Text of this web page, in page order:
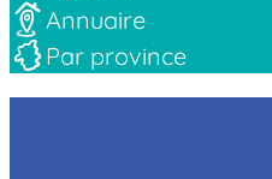
Annuaire
Par province